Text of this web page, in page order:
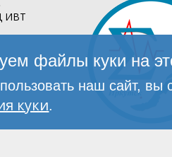
ИВТ
файлы куки на
наш сайт, вы
куки.